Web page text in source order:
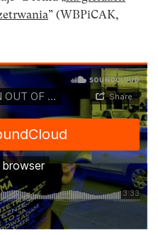
” (WBPiCAK,